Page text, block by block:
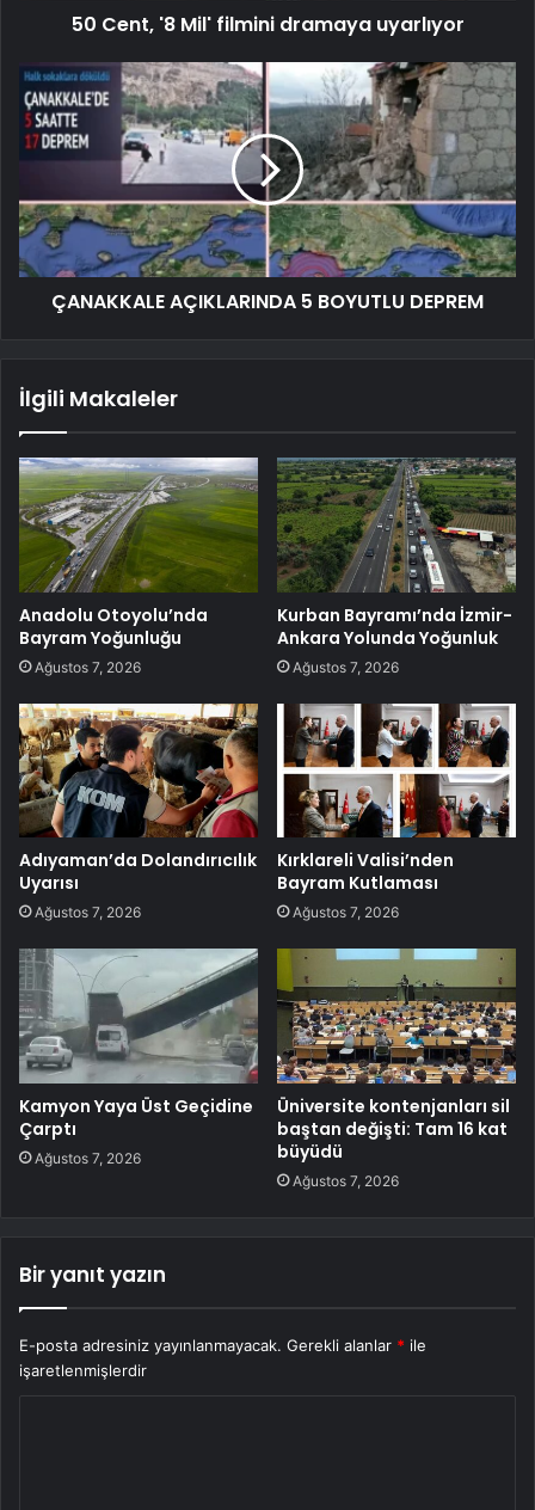
50 Cent, '8 Mil' filmini dramaya uyarlıyor
ÇANAKKALE AÇIKLARINDA 5 BOYUTLU DEPREM
İlgili Makaleler
Anadolu Otoyolu’nda
Bayram Yoğunluğu
Ağustos 7, 2026
Kurban Bayramı’nda İzmir-
Ankara Yolunda Yoğunluk
Ağustos 7, 2026
Adıyaman’da Dolandırıcılık
Uyarısı
Ağustos 7, 2026
Kırklareli Valisi’nden
Bayram Kutlaması
Ağustos 7, 2026
Kamyon Yaya Üst Geçidine
Çarptı
Ağustos 7, 2026
Üniversite kontenjanları sil
baştan değişti: Tam 16 kat
büyüdü
Ağustos 7, 2026
Bir yanıt yazın
E-posta adresiniz yayınlanmayacak. Gerekli alanlar * ile
işaretlenmişlerdir